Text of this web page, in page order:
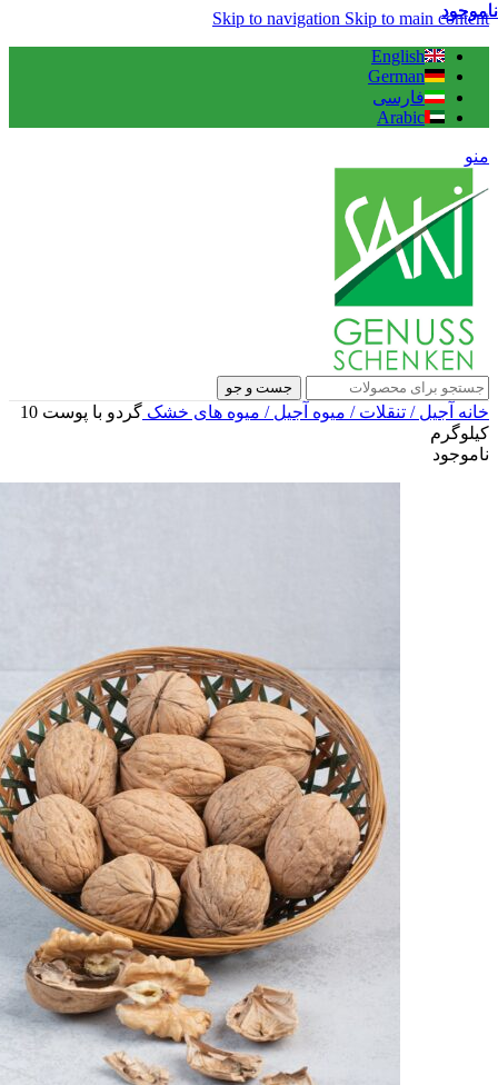
Skip to navigation Skip to main content
English
German
فارسی
Arabic
منو
جست و جو
خانه آجیل / تنقلات / میوه آجیل / میوه های خشک
گردو با پوست 10
کیلوگرم
ناموجود
ناموجود
ناموجود
ناموجود